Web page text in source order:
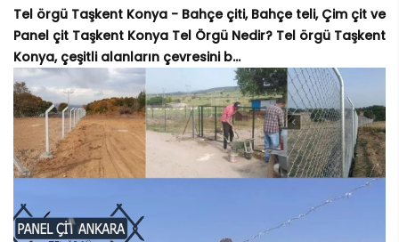
Tel örgü Taşkent Konya - Bahçe çiti, Bahçe teli, Çim çit ve
Panel çit Taşkent Konya Tel Örgü Nedir? Tel örgü Taşkent
Konya, çeşitli alanların çevresini b...